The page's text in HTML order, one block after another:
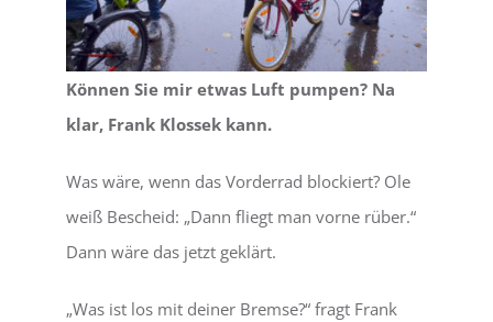
Können Sie mir etwas Luft pumpen? Na
klar, Frank Klossek kann.
Was wäre, wenn das Vorderrad blockiert? Ole
weiß Bescheid: „Dann fliegt man vorne rüber.“
Dann wäre das jetzt geklärt.
„Was ist los mit deiner Bremse?“ fragt Frank